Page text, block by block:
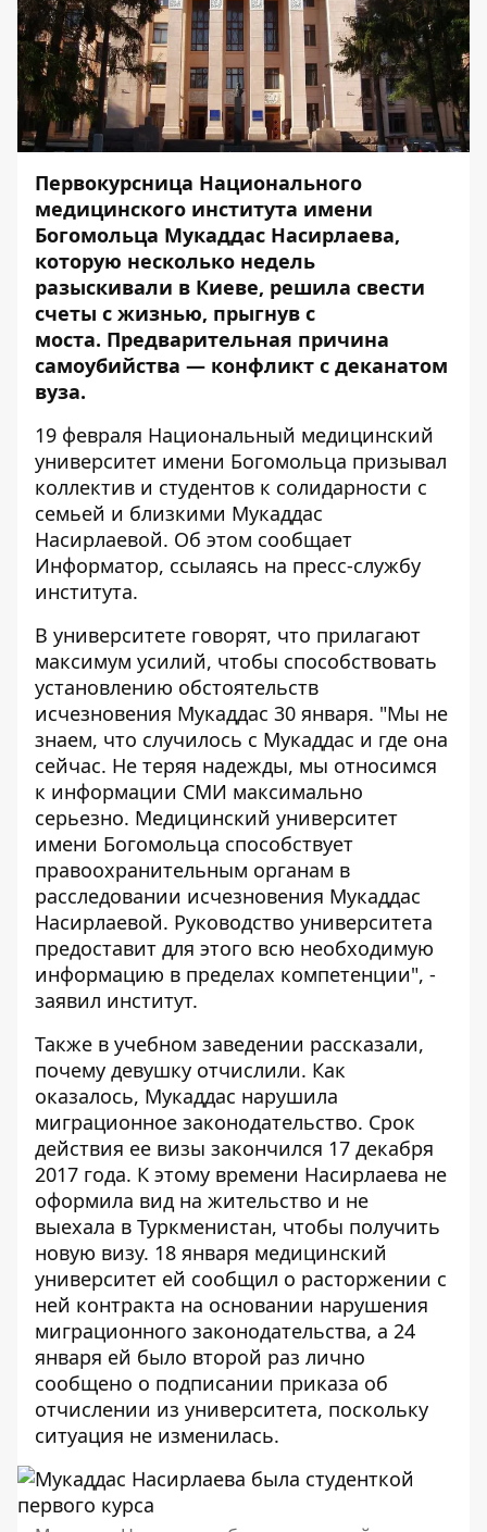
Первокурсница Национального
медицинского института имени
Богомольца Мукаддас Насирлаева,
которую несколько недель
разыскивали в Киеве, решила свести
счеты с жизнью, прыгнув с
моста. Предварительная причина
самоубийства — конфликт с деканатом
вуза.
19 февраля Национальный медицинский
университет имени Богомольца призывал
коллектив и студентов к солидарности с
семьей и близкими Мукаддас
Насирлаевой. Об этом сообщает
Информатор, ссылаясь на пресс-службу
института.
В университете говорят, что прилагают
максимум усилий, чтобы способствовать
установлению обстоятельств
исчезновения Мукаддас 30 января. "Мы не
знаем, что случилось с Мукаддас и где она
сейчас. Не теряя надежды, мы относимся
к информации СМИ максимально
серьезно. Медицинский университет
имени Богомольца способствует
правоохранительным органам в
расследовании исчезновения Мукаддас
Насирлаевой. Руководство университета
предоставит для этого всю необходимую
информацию в пределах компетенции", -
заявил институт.
Также в учебном заведении рассказали,
почему девушку отчислили. Как
оказалось, Мукаддас нарушила
миграционное законодательство. Срок
действия ее визы закончился 17 декабря
2017 года. К этому времени Насирлаева не
оформила вид на жительство и не
выехала в Туркменистан, чтобы получить
новую визу. 18 января медицинский
университет ей сообщил о расторжении с
ней контракта на основании нарушения
миграционного законодательства, а 24
января ей было второй раз лично
сообщено о подписании приказа об
отчислении из университета, поскольку
ситуация не изменилась.